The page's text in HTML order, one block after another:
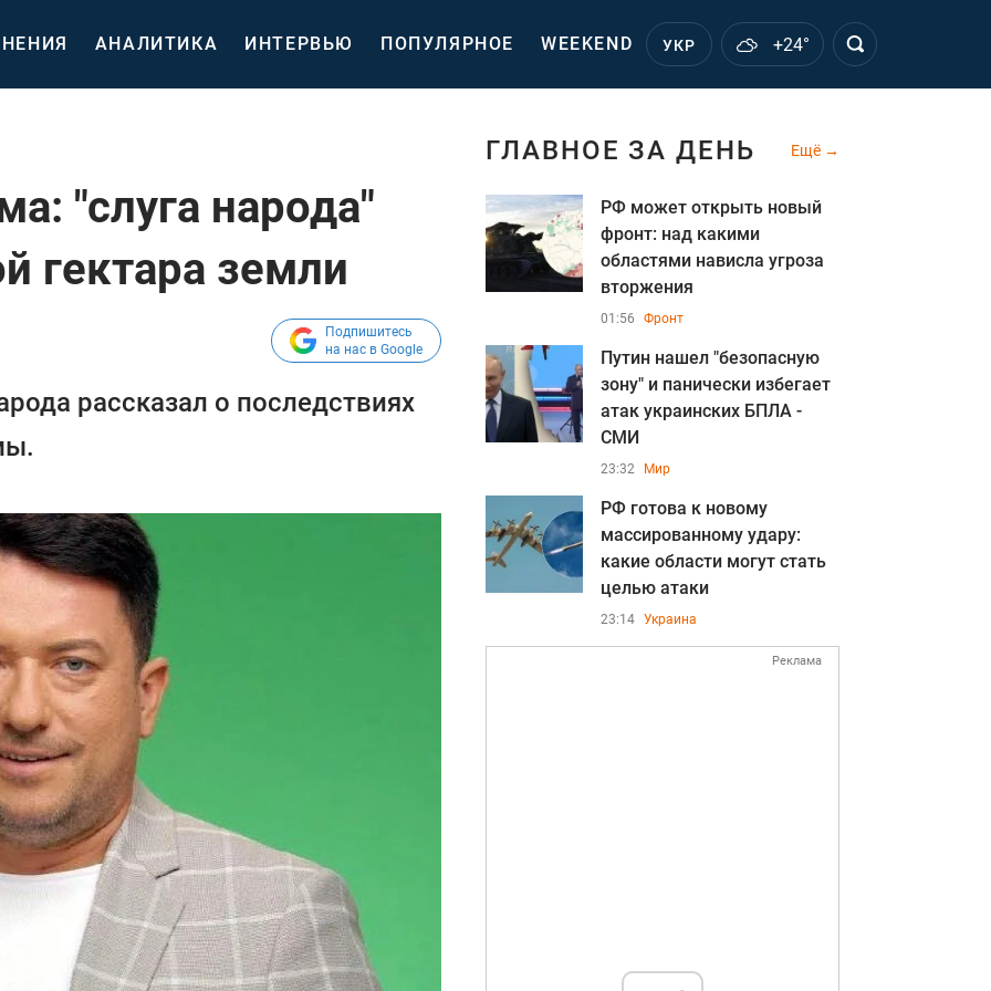
АНАЛИТИКА ИНТЕРВЬЮ ПОПУЛЯРНОЕ WEEKEND УКР +24°
"слуга народа"
гектара земли
Подпишитесь
на нас в Google
рассказал о последствиях
ГЛАВНОЕ ЗА ДЕНЬ Ещё
РФ может открыть новый
фронт: над какими
областями нависла угроза
вторжения
01:56 Фронт
Путин нашел "безопасную
зону" и панически избегает
атак украинских БПЛА -
СМИ
23:32 Мир
РФ готова к новому
массированному удару:
какие области могут стать
целью атаки
23:14 Украина
Реклама